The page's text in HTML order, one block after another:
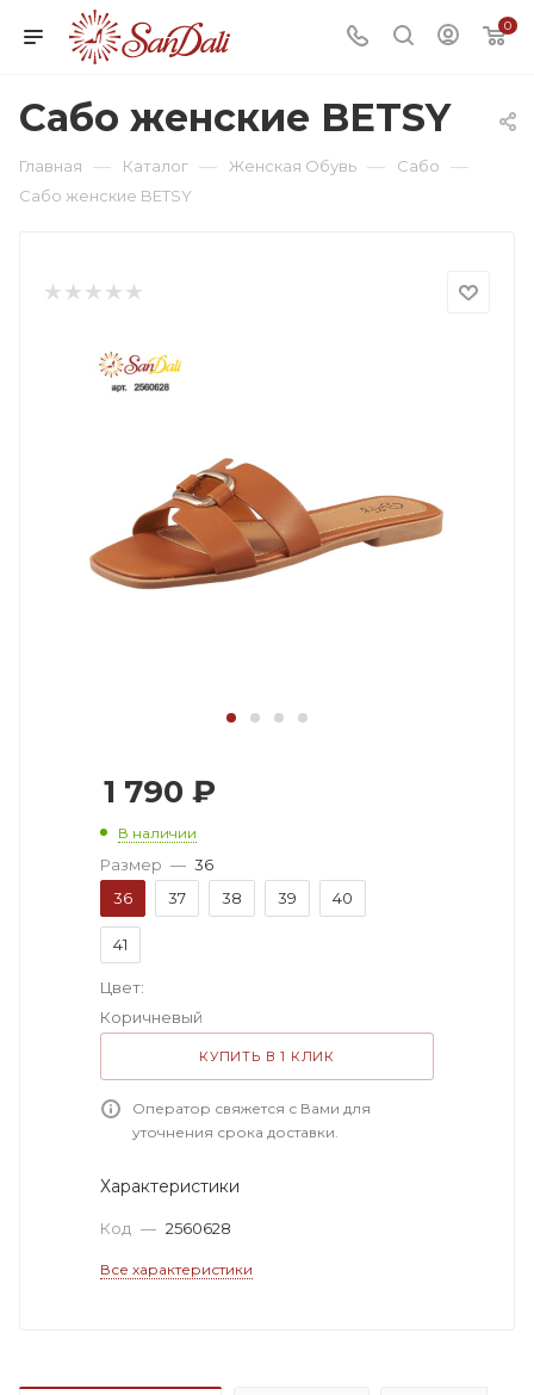
0
Сабо женские BETSY
Главная — Каталог — Женская Обувь — Сабо —
Сабо женские BETSY
1 790 ₽
В наличии
Размер — 36
36
37 38 39 40
41
Цвет:
Коричневый
КУПИТЬ В 1 КЛИК
Оператор свяжется с Вами для
уточнения срока доставки.
Характеристики
Код — 2560628
Все характеристики